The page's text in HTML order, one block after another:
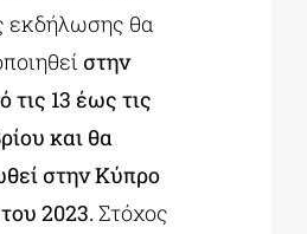
εκδήλωσης θα
στην
τις 13 έως τις
και θα
στην Κύπρο
2023. Στόχος